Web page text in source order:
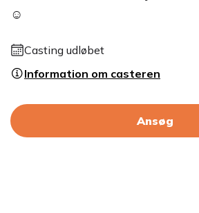
☺️
Casting udløbet
Information om casteren
Ansøg